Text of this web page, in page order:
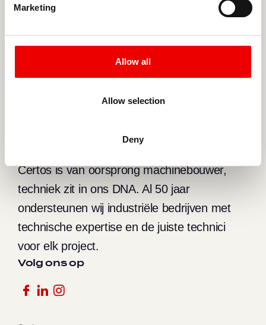
Marketing
Allow all
Allow selection
Deny
Nederland
E-mail
info@certos.nl
(0031) (0)252-419149
Certos is van oorsprong machinebouwer,
techniek zit in ons DNA. Al 50 jaar
ondersteunen wij industriële bedrijven met
technische expertise en de juiste technici
voor elk project.
Volg ons op